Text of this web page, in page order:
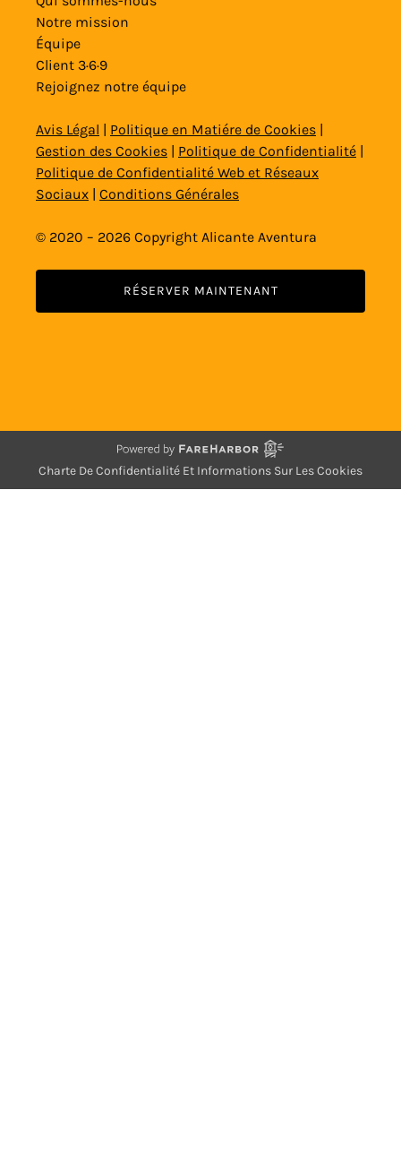
Notre mission
Équipe
Client 3·6·9
Rejoignez notre équipe
Avis Légal Politique en Matiére de Cookies
Gestion des Cookies
Politique de Confidentialité
Politique de Confidentialité Web et Réseaux
Sociaux
Conditions Générales
© 2020 – 2026 Copyright Alicante Aventura
RÉSERVER MAINTENANT
Charte De Confidentialité Et Informations Sur Les Cookies